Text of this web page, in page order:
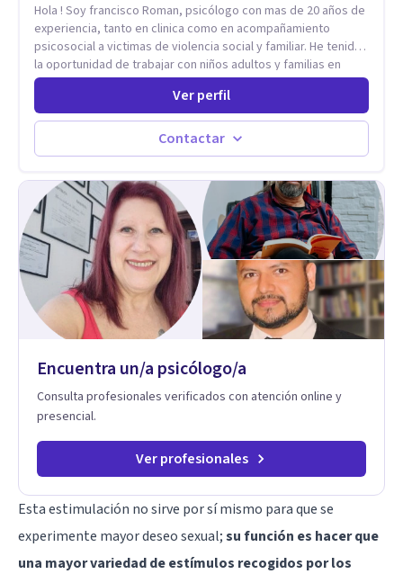
Hola ! Soy francisco Roman, psicólogo con mas de 20 años de
experiencia, tanto en clinica como en acompañamiento
psicosocial a victimas de violencia social y familiar. He tenido
la oportunidad de trabajar con niños adultos y familias en
todos los espacios y esto me ha dado un una variedad de
aprendizajes que ahora pongo a tu disposicion. En la
actualidad puedo atenderte de manera presencial y/o virtual,
de lunes a sabado. el costo de cada sesión lo acordamos en
el primer contacto
Ver perfil
Contactar
Encuentra un/a psicólogo/a
Consulta profesionales verificados con atención online y
presencial.
Ver profesionales
Esta estimulación no sirve por sí mismo para que se
experimente mayor deseo sexual;su función es hacer que
una mayor variedad de estímulos recogidos por los